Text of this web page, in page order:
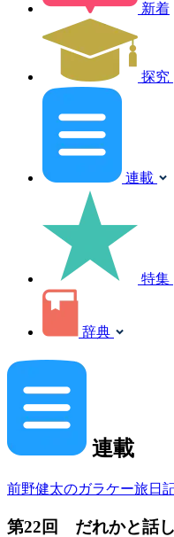
新着
探究
連載
特集
辞典
連載
前野健太のガラケー旅日
第22回 だれかと話